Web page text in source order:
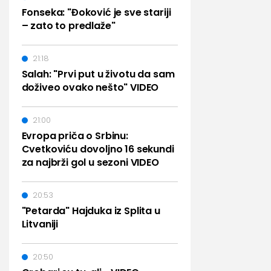
Fonseka: "Đoković je sve stariji
– zato to predlaže"
Salah: "Prvi put u životu da sam
doživeo ovako nešto" VIDEO
21:18
Evropa priča o Srbinu:
Cvetkoviću dovoljno 16 sekundi
za najbrži gol u sezoni VIDEO
21:00
"Petarda" Hajduka iz Splita u
Litvaniji
20:53
20:50